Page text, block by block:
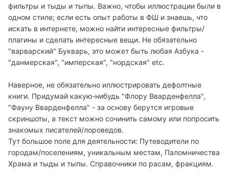
фильтры и тыды и тыпы. Важно, чтобы иллюстрации были в
одном стиле; если есть опыт работы в ФШ и знаешь, что
искать в интернете, можно найти интересные фильтры/
плагины и сделать интересные вещи. Не обязательно
"варварский" Букварь, это может быть любая Азбука -
"данмерская", "имперская", "нордская" etc.
Наверное, не обязательно иллюстрировать дефолтные
книги. Придумай какую-нибудь "Флору Вварденфелла",
"Фауну Вварденфелла" - за основу берутся игровые
скриншоты, а текст можно сочинить самому или попросить
знакомых писателей/лороведов.
Тут большое поле для деятельности: Путеводители по
городам/поселениям, уникальным местам, Паломничества
Храма и тыды и тыпы. Справочники по расам, фракциям.